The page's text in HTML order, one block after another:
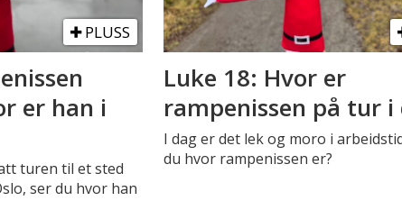
PLUSS
er han i
turen til et sted
ser du hvor han
Luke 18: Hvor er
rampenissen på tur i
I dag er det lek og moro i
du hvor rampenissen er?